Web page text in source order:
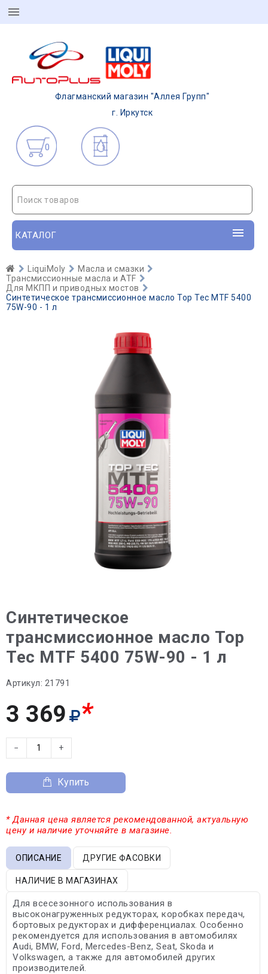
Флагманский магазин "Аллея Групп"
г. Иркутск
0
Поиск товаров
КАТАЛОГ
LiquiMoly
Масла и смазки
Трансмиссионные масла и ATF
Для МКПП и приводных мостов
Синтетическое трансмиссионное масло Top Tec MTF 5400
75W-90 - 1 л
Синтетическое
трансмиссионное масло Top
Tec MTF 5400 75W-90 - 1 л
Артикул: 21791
3 369 *
− +
Купить
* Данная цена является рекомендованной, актуальную
цену и наличие уточняйте в магазине.
ОПИСАНИЕ ДРУГИЕ ФАСОВКИ
НАЛИЧИЕ В МАГАЗИНАХ
Для всесезонного использования в
высоконагруженных редукторах, коробках передач,
бортовых редукторах и дифференциалах. Особенно
рекомендуется для использования в автомобилях
Audi, BMW, Ford, Mercedes-Benz, Seat, Skoda и
Volkswagen, а также для автомобилей других
производителей.